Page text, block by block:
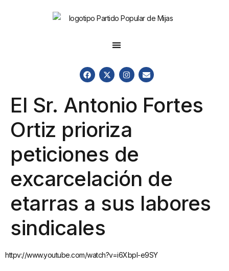
El Sr. Antonio Fortes
Ortiz prioriza
peticiones de
excarcelación de
etarras a sus labores
sindicales
httpv://www.youtube.com/watch?v=i6XbpI-e9SY